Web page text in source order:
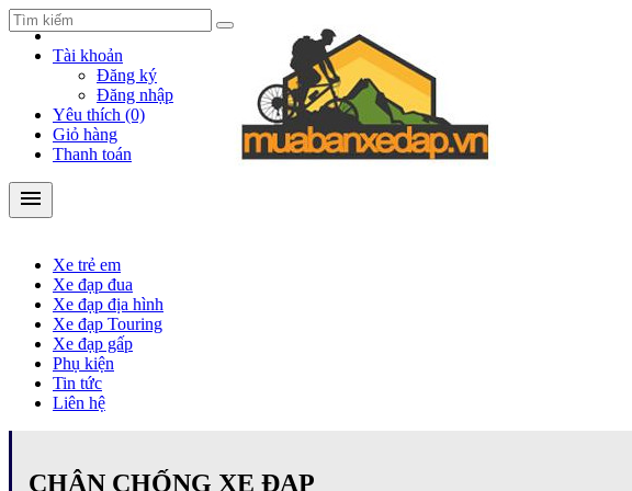
Tài khoản
Đăng ký
Đăng nhập
Yêu thích (0)
Giỏ hàng
Thanh toán
menu
Xe trẻ em
Xe đạp đua
Xe đạp địa hình
Xe đạp Touring
Xe đạp gấp
Phụ kiện
Tin tức
Liên hệ
Xe đạp đua
Xe đạp Touring
Xe đạp gấp
Phụ kiện
312/4/15 Quang Trung, P. 10, Q. Gò Vấp, Tp.HCM
Mr Cừ: 098.468.9669 - 0914140883
CHÂN CHỐNG XE ĐẠP